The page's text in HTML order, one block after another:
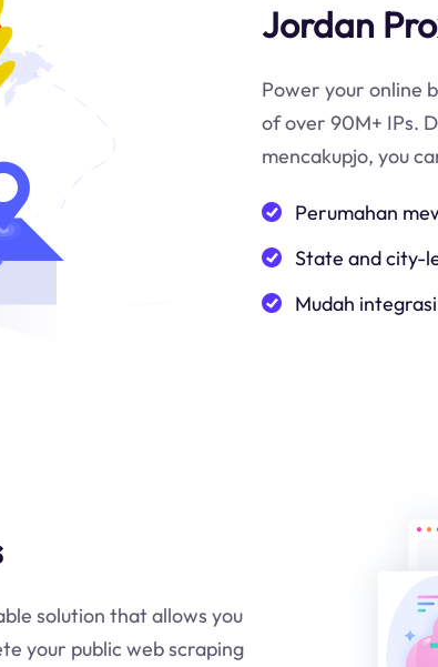
Jordan
Power your online
of over 90M+ IPs.
mencakupjo, you
Perumahan
State and city-
Mudah
solution that allows you
your public web scraping